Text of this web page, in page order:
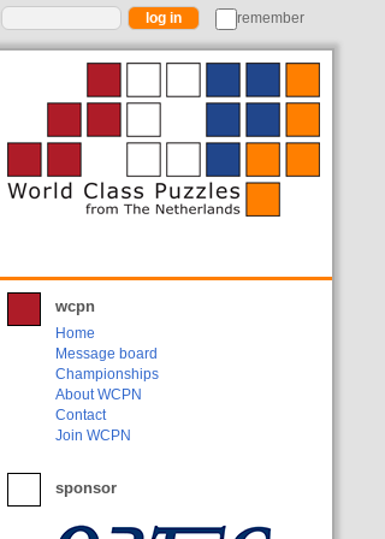
remember
wcpn
Home
Message board
Championships
About WCPN
Contact
Join WCPN
sponsor